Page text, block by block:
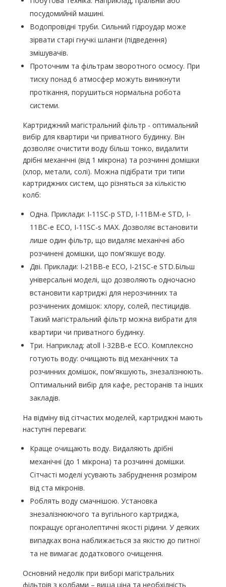
посудомийній машині.
Водопровідні труби. Сильний гідроудар може
зірвати старі гнучкі шланги (підведення)
змішувачів.
Проточним та фільтрам зворотного осмосу. При
тиску понад 6 атмосфер можуть виникнути
протікання, порушиться нормальна робота
системи.
Картриджний магістральний фільтр - оптимальний
вибір для квартири чи приватного будинку. Він
дозволяє очистити воду більш тонко, видалити
дрібні механічні (від 1 мікрона) та розчинні домішки
(хлор, метали, солі). Можна підібрати три типи
картриджних систем, що різняться за кількістю
колб:
Одна. Приклади: I-11SC-p STD, I-11BM-e STD, I-
11BC-e ECO, I-11SC-s MAX. Дозволяє встановити
лише один фільтр, що видаляє механічні або
розчинені домішки, що пом'якшує воду.
Дві. Приклади: I-21BB-e ECO, I-21SC-e STD.Більш
універсальні моделі, що дозволяють одночасно
встановити картриджі для нерозчинних та
розчинених домішок: хлору, солей, пестицидів.
Такий магістральний фільтр можна вибрати для
квартири чи приватного будинку.
Три. Наприклад: atoll I-32BB-e ECO. Комплексно
готують воду: очищають від механічних та
розчинних домішок, пом'якшують, знезалізнюють.
Оптимальний вибір для кафе, ресторанів та інших
закладів.
На відміну від сітчастих моделей, картриджні мають
наступні переваги:
Краще очищають воду. Видаляють дрібні
механічні (до 1 мікрона) та розчинні домішки.
Сітчасті моделі усувають забруднення розміром
від ста мікронів.
Роблять воду смачнішою. Установка
знезалізнюючого та вугільного картриджа,
покращує органолептичні якості рідини. У деяких
випадках вона наближається за якістю до питної
та не вимагає додаткового очищення.
Основний недолік при виборі магістральних
фільтрів з колбами – вища ціна та необхідність